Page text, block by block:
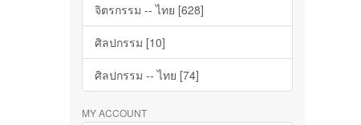
จิตรกรรม -- ไทย [628]
ศิลปกรรม [10]
ศิลปกรรม -- ไทย [74]
MY ACCOUNT